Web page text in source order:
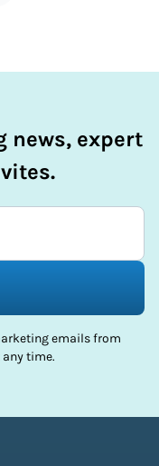
news, expert
emails from
any time.